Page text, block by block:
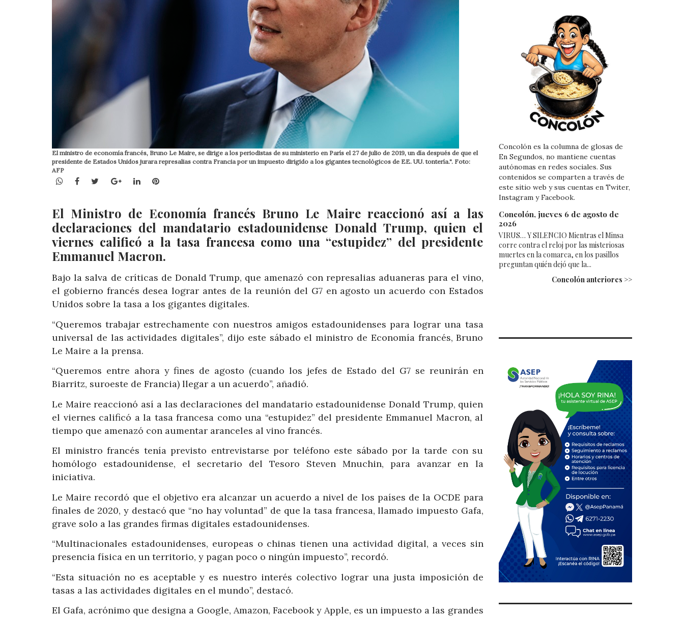
El ministro de economía francés, Bruno Le Maire, se dirige a los periodistas de su ministerio en París el 27 de julio de 2019, un día después de que el
presidente de Estados Unidos jurara represalias contra Francia por un impuesto dirigido a los gigantes tecnológicos de EE. UU. tontería.". Foto:
AFP
WhatsApp
Facebook
TwitterGoogle+LinkedInPinterest
El Ministro de Economía francés Bruno Le Maire reaccionó así a las
declaraciones del mandatario estadounidense Donald Trump, quien el
viernes calificó a la tasa francesa como una “estupidez” del presidente
Emmanuel Macron.
Bajo la salva de críticas de Donald Trump, que amenazó con represalias aduaneras para el vino,
el gobierno francés desea lograr antes de la reunión del G7 en agosto un acuerdo con Estados
Unidos sobre la tasa a los gigantes digitales.
“Queremos trabajar estrechamente con nuestros amigos estadounidenses para lograr una tasa
universal de las actividades digitales”, dijo este sábado el ministro de Economía francés, Bruno
Le Maire a la prensa.
“Queremos entre ahora y fines de agosto (cuando los jefes de Estado del G7 se reunirán en
Biarritz, suroeste de Francia) llegar a un acuerdo”, añadió.
Le Maire reaccionó así a las declaraciones del mandatario estadounidense Donald Trump, quien
el viernes calificó a la tasa francesa como una “estupidez” del presidente Emmanuel Macron, al
tiempo que amenazó con aumentar aranceles al vino francés.
El ministro francés tenía previsto entrevistarse por teléfono este sábado por la tarde con su
homólogo estadounidense, el secretario del Tesoro Steven Mnuchin, para avanzar en la
iniciativa.
Le Maire recordó que el objetivo era alcanzar un acuerdo a nivel de los países de la OCDE para
finales de 2020, y destacó que “no hay voluntad” de que la tasa francesa, llamado impuesto Gafa,
grave solo a las grandes firmas digitales estadounidenses.
“Multinacionales estadounidenses, europeas o chinas tienen una actividad digital, a veces sin
presencia física en un territorio, y pagan poco o ningún impuesto”, recordó.
“Esta situación no es aceptable y es nuestro interés colectivo lograr una justa imposición de
tasas a las actividades digitales en el mundo”, destacó.
El Gafa, acrónimo que designa a Google, Amazon, Facebook y Apple, es un impuesto a las grandes
Concolón es la columna de glosas de
En Segundos, no mantiene cuentas
autónomas en redes sociales. Sus
contenidos se comparten a través de
este sitio web y sus cuentas en Twiter,
Instagram y Facebook.
Concolón, jueves 6 de agosto de
2026
VIRUS… Y SILENCIO Mientras el Minsa
corre contra el reloj por las misteriosas
muertes en la comarca, en los pasillos
preguntan quién dejó que la...
Concolón anteriores >>